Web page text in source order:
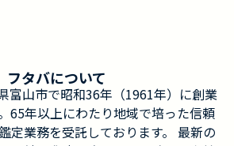
フタバについて
富山市で昭和36年（1961年）に創業
65年以上にわたり地域で培った信頼
定業務を受託しております。 最新の